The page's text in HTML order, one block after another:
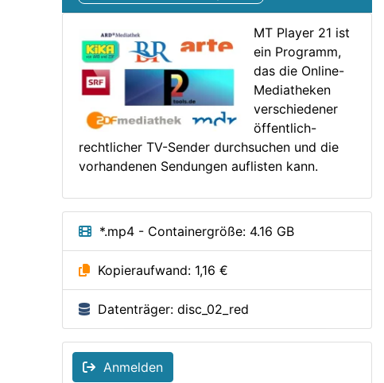
MT Player 21 ist
ein Programm,
das die Online-
Mediatheken
verschiedener
öffentlich-
rechtlicher TV-Sender durchsuchen und die
vorhandenen Sendungen auflisten kann.
*.mp4 - Containergröße: 4.16 GB
Kopieraufwand: 1,16 €
Datenträger: disc_02_red
Anmelden